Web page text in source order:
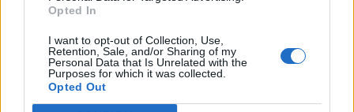
Opted In
I want to opt-out of Collection, Use,
Retention, Sale, and/or Sharing of my
Personal Data that Is Unrelated with the
Purposes for which it was collected.
Opted Out
Ταϋλάνδη: Μαθητής άνοιξε πυρ μέσα σε σχολείο –
Αναφορές για νεκρούς
ΠΕΡΙΣΣΟΤΕΡΑ